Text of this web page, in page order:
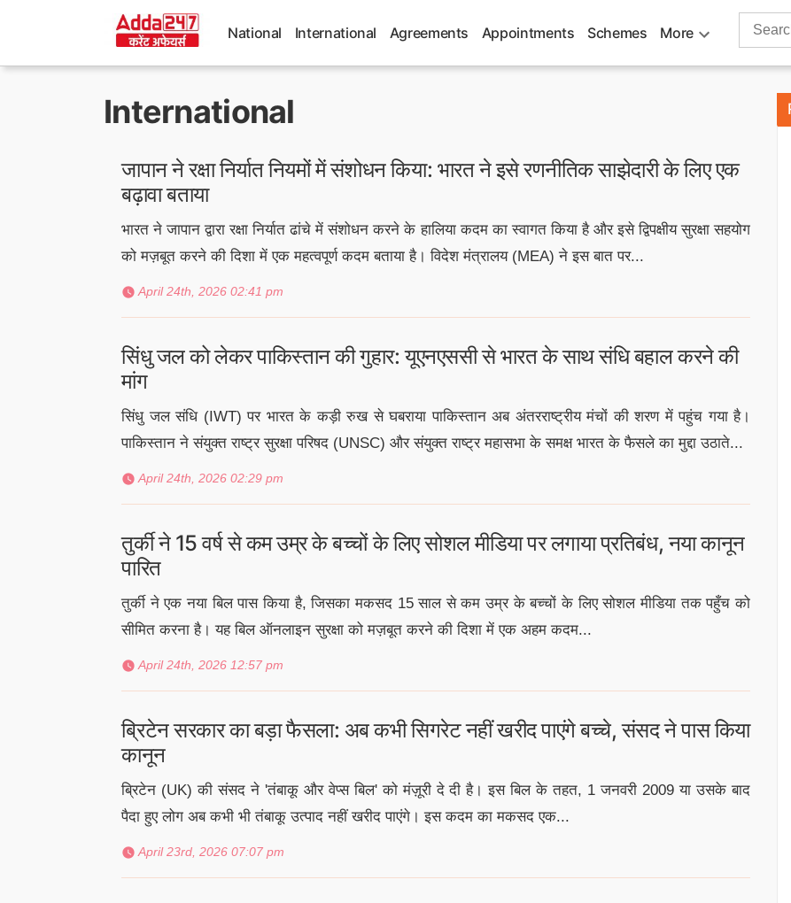
National International Agreements Appointments Schemes More
Search
International
जापान ने रक्षा निर्यात नियमों में संशोधन किया: भारत ने इसे रणनीतिक साझेदारी के लिए एक
बढ़ावा बताया
भारत ने जापान द्वारा रक्षा निर्यात ढांचे में संशोधन करने के हालिया कदम का स्वागत किया है और इसे द्विपक्षीय सुरक्षा सहयोग
को मज़बूत करने की दिशा में एक महत्वपूर्ण कदम बताया है। विदेश मंत्रालय (MEA) ने इस बात पर...
April 24th, 2026 02:41 pm
सिंधु जल को लेकर पाकिस्तान की गुहार: यूएनएससी से भारत के साथ संधि बहाल करने की
मांग
सिंधु जल संधि (IWT) पर भारत के कड़ी रुख से घबराया पाकिस्तान अब अंतरराष्ट्रीय मंचों की शरण में पहुंच गया है।
पाकिस्तान ने संयुक्त राष्ट्र सुरक्षा परिषद (UNSC) और संयुक्त राष्ट्र महासभा के समक्ष भारत के फैसले का मुद्दा उठाते...
April 24th, 2026 02:29 pm
तुर्की ने 15 वर्ष से कम उम्र के बच्चों के लिए सोशल मीडिया पर लगाया प्रतिबंध, नया कानून
पारित
तुर्की ने एक नया बिल पास किया है, जिसका मकसद 15 साल से कम उम्र के बच्चों के लिए सोशल मीडिया तक पहुँच को
सीमित करना है। यह बिल ऑनलाइन सुरक्षा को मज़बूत करने की दिशा में एक अहम कदम...
April 24th, 2026 12:57 pm
ब्रिटेन सरकार का बड़ा फैसला: अब कभी सिगरेट नहीं खरीद पाएंगे बच्चे, संसद ने पास किया
कानून
ब्रिटेन (UK) की संसद ने 'तंबाकू और वेप्स बिल' को मंज़ूरी दे दी है। इस बिल के तहत, 1 जनवरी 2009 या उसके बाद
पैदा हुए लोग अब कभी भी तंबाकू उत्पाद नहीं खरीद पाएंगे। इस कदम का मकसद एक...
April 23rd, 2026 07:07 pm